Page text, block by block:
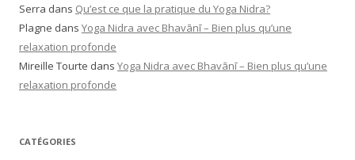
Serra dans Qu’est ce que la pratique du Yoga Nidra?
Plagne dans Yoga Nidra avec Bhavānī – Bien plus qu’une
relaxation profonde
Mireille Tourte dans Yoga Nidra avec Bhavānī – Bien plus qu’une
relaxation profonde
CATÉGORIES